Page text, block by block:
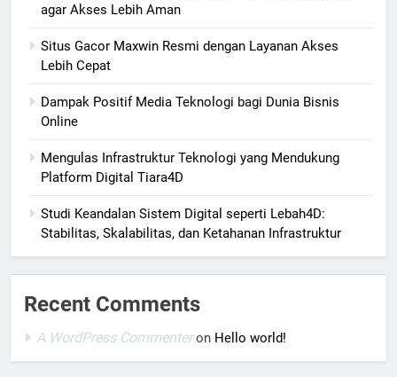
agar Akses Lebih Aman
Situs Gacor Maxwin Resmi dengan Layanan Akses
Lebih Cepat
Dampak Positif Media Teknologi bagi Dunia Bisnis
Online
Mengulas Infrastruktur Teknologi yang Mendukung
Platform Digital Tiara4D
Studi Keandalan Sistem Digital seperti Lebah4D:
Stabilitas, Skalabilitas, dan Ketahanan Infrastruktur
Recent Comments
A WordPress Commenteron Hello world!